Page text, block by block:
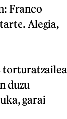
Franco
Alegia,
torturatzailea
duzu
garai